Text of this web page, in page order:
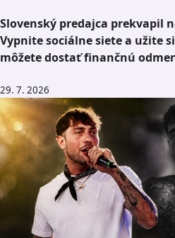
Slovenský predajca prekvapil
Vypnite sociálne siete a užite
môžete dostať finančnú
29. 7. 2026